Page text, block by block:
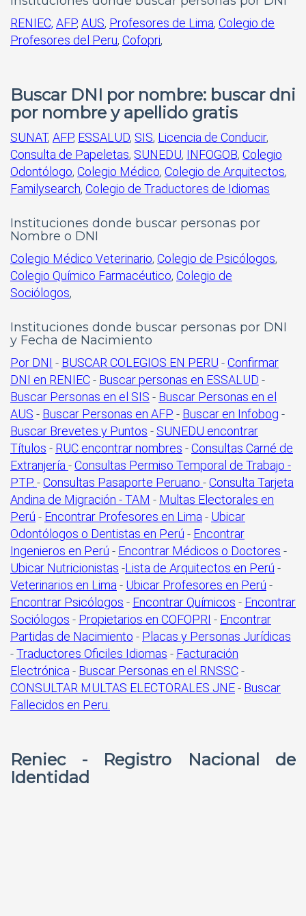
RENIEC, AFP, AUS, Profesores de Lima, Colegio de
Profesores del Peru, Cofopri,
Buscar DNI por nombre: buscar dni
por nombre y apellido gratis
SUNAT, AFP, ESSALUD, SIS, Licencia de Conducir,
Consulta de Papeletas, SUNEDU, INFOGOB, Colegio
Odontólogo, Colegio Médico, Colegio de Arquitectos,
Familysearch, Colegio de Traductores de Idiomas
Instituciones donde buscar personas por
Nombre o DNI
Colegio Médico Veterinario, Colegio de Psicólogos,
Colegio Químico Farmacéutico, Colegio de
Sociólogos,
Instituciones donde buscar personas por DNI
y Fecha de Nacimiento
Por DNI - BUSCAR COLEGIOS EN PERU -Confirmar
DNI en RENIEC- Buscar personas en ESSALUD -
Buscar Personas en el SIS - Buscar Personas en el
AUS - Buscar Personas en AFP - Buscar en Infobog -
Buscar Brevetes y Puntos - SUNEDU encontrar
Títulos - RUC encontrar nombres -Consultas Carné de
Extranjería -Consultas Permiso Temporal de Trabajo -
PTP. -Consultas Pasaporte Peruano -Consulta Tarjeta
Andina de Migración - TAM - Multas Electorales en
Perú - Encontrar Profesores en Lima - Ubicar
Odontólogos o Dentistas en Perú - Encontrar
Ingenieros en Perú - Encontrar Médicos o Doctores -
Ubicar Nutricionistas -Lista de Arquitectos en Perú -
Veterinarios en Lima - Ubicar Profesores en Perú -
Encontrar Psicólogos - Encontrar Químicos - Encontrar
Sociólogos - Propietarios en COFOPRI - Encontrar
Partidas de Nacimiento - Placas y Personas Jurídicas
-Traductores Oficiles Idiomas - Facturación
Electrónica - Buscar Personas en el RNSSC-
CONSULTAR MULTAS ELECTORALES JNE- Buscar
Fallecidos en Peru.
Reniec - Registro Nacional de
Identidad